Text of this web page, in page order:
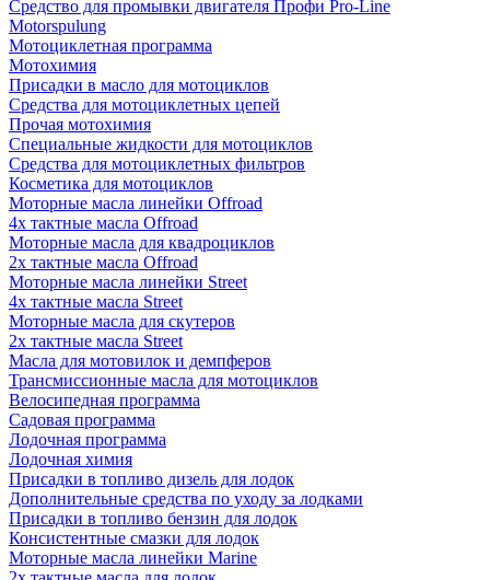
Средство для промывки двигателя Профи Pro-Line
Motorspulung
Мотоциклетная программа
Мотохимия
Присадки в масло для мотоциклов
Средства для мотоциклетных цепей
Прочая мотохимия
Специальные жидкости для мотоциклов
Средства для мотоциклетных фильтров
Косметика для мотоциклов
Моторные масла линейки Offroad
4х тактные масла Offroad
Моторные масла для квадроциклов
2х тактные масла Offroad
Моторные масла линейки Street
4х тактные масла Street
Моторные масла для скутеров
2х тактные масла Street
Масла для мотовилок и демпферов
Трансмиссионные масла для мотоциклов
Велосипедная программа
Садовая программа
Лодочная программа
Лодочная химия
Присадки в топливо дизель для лодок
Дополнительные средства по уходу за лодками
Присадки в топливо бензин для лодок
Консистентные смазки для лодок
Моторные масла линейки Marine